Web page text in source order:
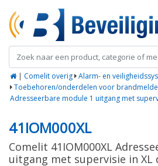
| Comelit overig Alarm- en
Toebehoren/onderdelen voor
Adresseerbare module 1 uitgang met
41IOM000XL
Comelit 41IOM000XL
uitgang met supervisie in XL